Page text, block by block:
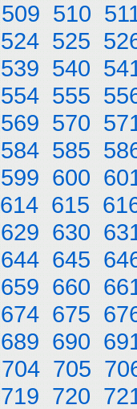
509 510
524 525
539 540
554 555
569 570
584 585
599 600
614 615
629 630
644 645
659 660
674 675
689 690
704 705
719 720